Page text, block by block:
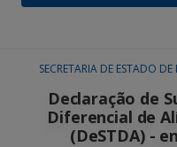
SECRETARIA DE ESTADO
Declaração de
Diferencial de
(DeSTDA) -